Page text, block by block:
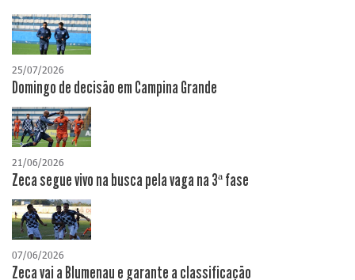
25/07/2026
Domingo de decisão em Campina Grande
21/06/2026
Zeca segue vivo na busca pela vaga na 3ª fase
07/06/2026
Zeca vai a Blumenau e garante a classificação